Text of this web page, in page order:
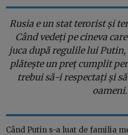
Rusia e un stat terorist și
Când vedeți pe cineva
juca după regulile lui
plătește un preț cumplit
trebui să-i respectați și
oameni.
Când Putin s-a luat de familia